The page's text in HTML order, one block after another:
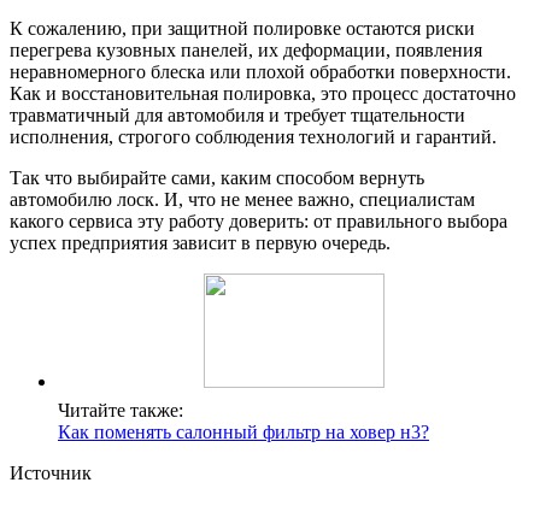
К сожалению, при защитной полировке остаются риски
перегрева кузовных панелей, их деформации, появления
неравномерного блеска или плохой обработки поверхности.
Как и восстановительная полировка, это процесс достаточно
травматичный для автомобиля и требует тщательности
исполнения, строгого соблюдения технологий и гарантий.
Так что выбирайте сами, каким способом вернуть
автомобилю лоск. И, что не менее важно, специалистам
какого сервиса эту работу доверить: от правильного выбора
успех предприятия зависит в первую очередь.
Читайте также:
Как поменять салонный фильтр на ховер н3?
Источник